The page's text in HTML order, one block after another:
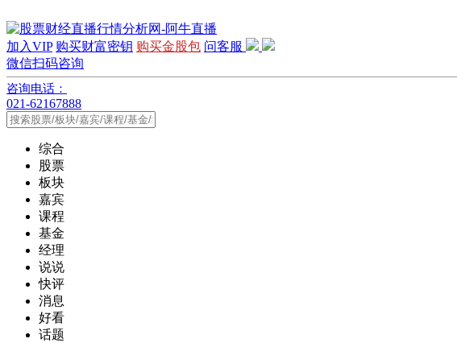
加入VIP 购买财富密钥 购买金股包 问客服
微信扫码咨询
咨询电话：
021-62167888
综合
股票
板块
嘉宾
课程
基金
经理
说说
快评
消息
好看
话题